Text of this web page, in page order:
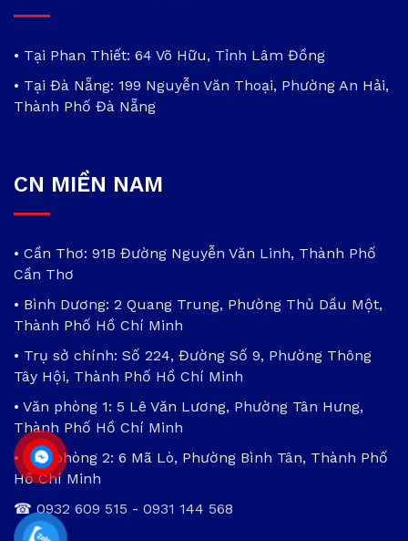
• Tại Phan Thiết: 64 Võ Hữu, Tỉnh Lâm Đồng
• Tại Đà Nẵng: 199 Nguyễn Văn Thoại, Phường An Hải,
Thành Phố Đà Nẵng
CN MIỀN NAM
• Cần Thơ: 91B Đường Nguyễn Văn Linh, Thành Phố
Cần Thơ
• Bình Dương: 2 Quang Trung, Phường Thủ Dầu Một,
Thành Phố Hồ Chí Minh
• Trụ sở chính: Số 224, Đường Số 9, Phường Thông
Tây Hội, Thành Phố Hồ Chí Minh
• Văn phòng 1: 5 Lê Văn Lương, Phường Tân Hưng,
Thành Phố Hồ Chí Minh
• Văn phòng 2: 6 Mã Lò, Phường Bình Tân, Thành Phố
Hồ Chí Minh
☎0932 609 515 - 0931 144 568